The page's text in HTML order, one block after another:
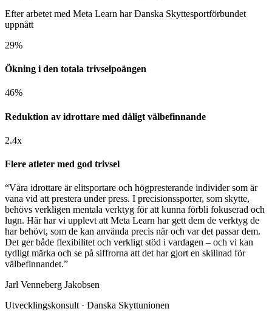
Efter arbetet med Meta Learn har Danska Skyttesportförbundet
uppnått
29%
Ökning i den totala trivselpoängen
46%
Reduktion av idrottare med dåligt välbefinnande
2.4x
Flere atleter med god trivsel
“Våra idrottare är elitsportare och högpresterande individer som är
vana vid att prestera under press. I precisionssporter, som skytte,
behövs verkligen mentala verktyg för att kunna förbli fokuserad och
lugn. Här har vi upplevt att Meta Learn har gett dem de verktyg de
har behövt, som de kan använda precis när och var det passar dem.
Det ger både flexibilitet och verkligt stöd i vardagen – och vi kan
tydligt märka och se på siffrorna att det har gjort en skillnad för
välbefinnandet.”
Jarl Venneberg Jakobsen
Utvecklingskonsult · Danska Skyttunionen